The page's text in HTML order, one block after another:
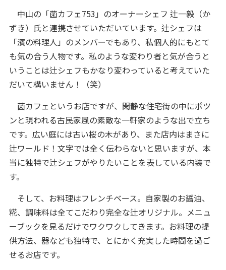
中山の「菌カフェ753」のオーナーシェフ 辻一毅（か
ずき）氏と連携させていただいています。辻シェフは
「濱の料理人」のメンバーでもあり、私個人的にもとて
も気の合う人物です。私のような変わり者と気が合うと
いうことは辻シェフもかなり変わっていると考えていた
だいて構いません！（笑）
菌カフェというお店ですが、閑静な住宅街の中にポツ
ンと現われる古民家風の素敵な一軒家のような出で立ち
です。広い庭には古い桜の木があり、また店内はまさに
辻ワールド！文字では全く伝わらないと思いますが、本
当に独特で辻シェフがやりたいことを表している内装で
す。
そして、お料理はフレンチベース。自家製のお醤油、
糀、調味料は全てこだわり完全な辻オリジナル。メニュ
ーブックを見るだけでワクワクしてきます。お料理の提
供方法、器なども独特で、とにかく充実した時間を過ご
せるお店です。